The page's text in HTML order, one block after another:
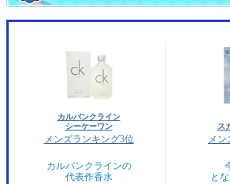
カルバンクライン
シーケーワン
メンズランキング3位
カルバンクラインの
代表作香水
ス
メン
と